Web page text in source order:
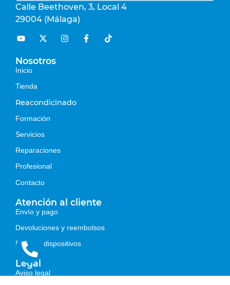
Calle Beethoven, 3, Local 4
29004 (Málaga)
Nosotros
Inicio
Tienda
Reacondicinado
Formación
Servicios
Reparaciones
Profesional
Contacto
Atención al cliente
Envío y pago
Devoluciones y reembolsos
Estados dispositivos
Legal
Aviso legal